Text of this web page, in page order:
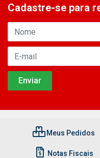
Cadastre-se para
Meus Pedidos
Notas Fiscais